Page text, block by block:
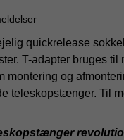
quickrelease
T-adapter bruges til
montering og
teleskopstænger. Til